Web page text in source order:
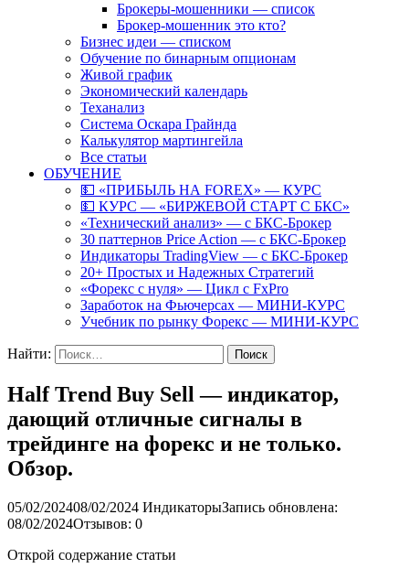
Брокеры-мошенники — список
Брокер-мошенник это кто?
Бизнес идеи — списком
Обучение по бинарным опционам
Живой график
Экономический календарь
Теханализ
Система Оскара Грайнда
Калькулятор мартингейла
Все статьи
ОБУЧЕНИЕ
💵 «ПРИБЫЛЬ НА FOREX» — КУРС
💵 КУРС — «БИРЖЕВОЙ СТАРТ С БКС»
«Технический анализ» — с БКС-Брокер
30 паттернов Price Action — с БКС-Брокер
Индикаторы TradingView — с БКС-Брокер
20+ Простых и Надежных Стратегий
«Форекс с нуля» — Цикл с FxPro
Заработок на Фьючерсах — МИНИ-КУРС
Учебник по рынку Форекс — МИНИ-КУРС
Найти:
Half Trend Buy Sell — индикатор,
дающий отличные сигналы в
трейдинге на форекс и не только.
Обзор.
05/02/202408/02/2024 ИндикаторыЗапись обновлена:
08/02/2024Отзывов: 0
Открой содержание статьи